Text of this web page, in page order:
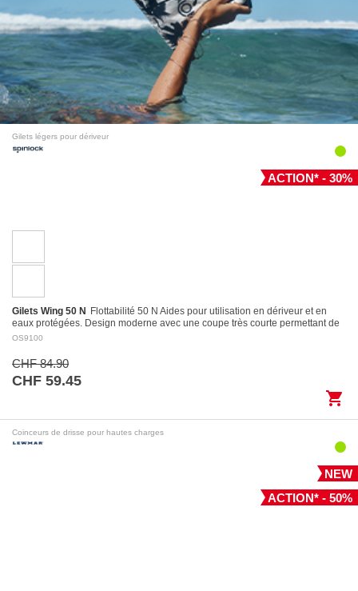
Gilets légers pour dériveur
ACTION* - 30%
Gilets Wing 50 N
Flottabilité 50 N Aides pour utilisation en dériveur et en
eaux protégées. Design moderne avec une coupe très courte permettant de
l’utiliser…
OS9100
CHF 84.90
CHF 59.45
shopping_cart
Coinceurs de drisse pour hautes charges
NEW
ACTION* - 50%